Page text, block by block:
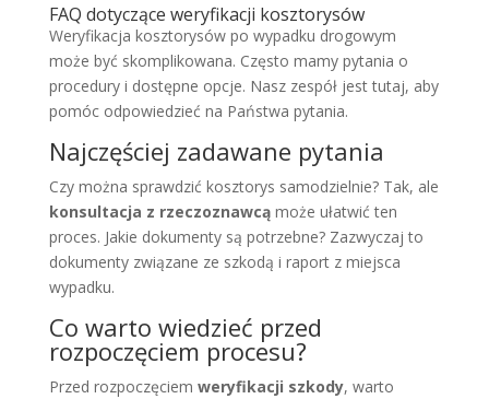
FAQ dotyczące weryfikacji kosztorysów
Weryfikacja kosztorysów po wypadku drogowym
może być skomplikowana. Często mamy pytania o
procedury i dostępne opcje. Nasz zespół jest tutaj, aby
pomóc odpowiedzieć na Państwa pytania.
Najczęściej zadawane pytania
Czy można sprawdzić kosztorys samodzielnie? Tak, ale
konsultacja z rzeczoznawcąmoże ułatwić ten
proces. Jakie dokumenty są potrzebne? Zazwyczaj to
dokumenty związane ze szkodą i raport z miejsca
wypadku.
Co warto wiedzieć przed
rozpoczęciem procesu?
Przed rozpoczęciem weryfikacji szkody, warto